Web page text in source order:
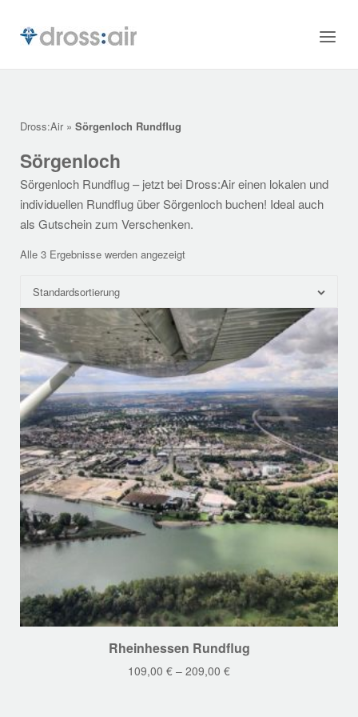
content
Home Menu
Dross:Air» Sörgenloch Rundflug
Sörgenloch
Sörgenloch Rundflug – jetzt bei Dross:Air einen lokalen und
individuellen Rundflug über Sörgenloch buchen! Ideal auch
als Gutschein zum Verschenken.
Alle 3 Ergebnisse werden angezeigt
Standardsortierung
Produkt
weist
Rheinhessen Rundflug
109,00 € – 209,00 €